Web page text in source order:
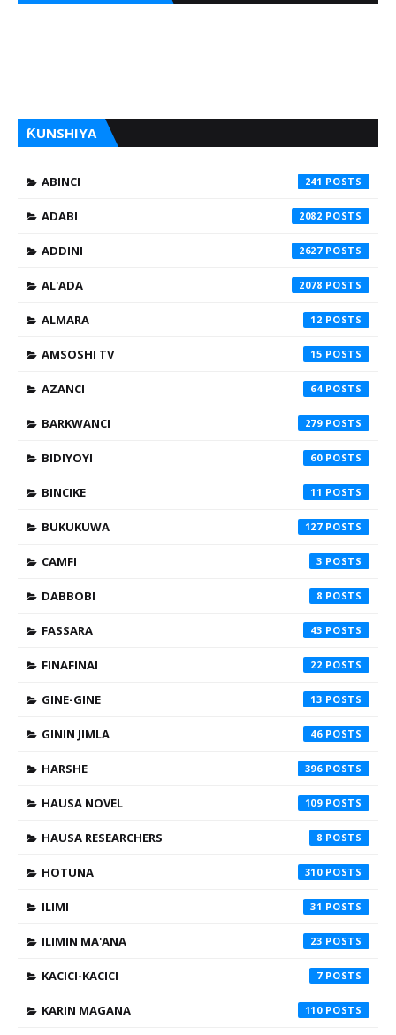
ƘUNSHIYA
ABINCI 241
ADABI 2082
ADDINI 2627
AL'ADA 2078
ALMARA 12
AMSOSHI TV 15
AZANCI 64
BARKWANCI 279
BIDIYOYI 60
BINCIKE 11
BUKUKUWA 127
CAMFI 3
DABBOBI 8
FASSARA 43
FINAFINAI 22
GINE-GINE 13
GININ JIMLA 46
HARSHE 396
HAUSA NOVEL 109
HAUSA RESEARCHERS 8
HOTUNA 310
ILIMI 31
ILIMIN MA'ANA 23
KACICI-KACICI 7
KARIN MAGANA 110